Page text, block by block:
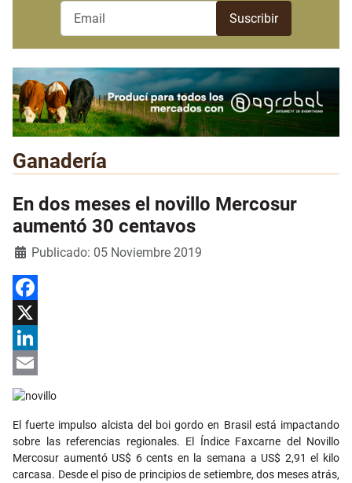
Ganadería
En dos meses el novillo Mercosur
aumentó 30 centavos
DetallesPublicado: 05 Noviembre 2019
Facebook
X
LinkedIn
Email
El fuerte impulso alcista del boi gordo en Brasil está impactando
sobre las referencias regionales. El Índice Faxcarne del Novillo
Mercosur aumentó US$ 6 cents en la semana a US$ 2,91 el kilo
carcasa. Desde el piso de principios de setiembre, dos meses atrás,